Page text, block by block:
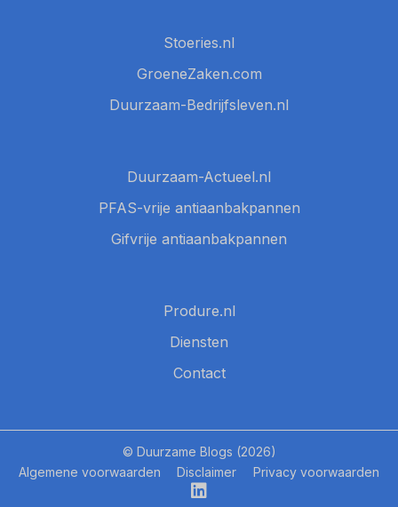
Stoeries.nl
GroeneZaken.com
Duurzaam-Bedrijfsleven.nl
Duurzaam-Actueel.nl
PFAS-vrije antiaanbakpannen
Gifvrije antiaanbakpannen
Produre.nl
Diensten
Contact
© Duurzame Blogs (2026)
Algemene voorwaarden
Disclaimer Privacy voorwaarden